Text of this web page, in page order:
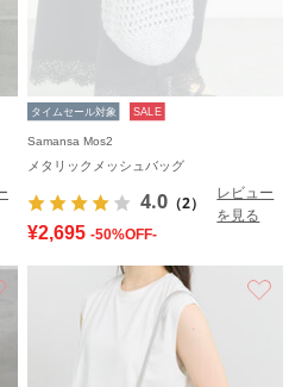
タイムセール対象 SALE
Samansa Mos2
メタリックメッシュバッグ
4.0 （2）
レビュー
を見る
¥2,695 -50%OFF-